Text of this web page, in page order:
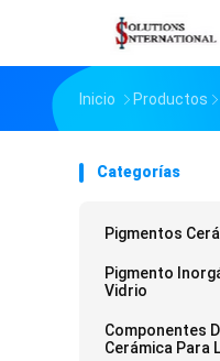
Inicio Productos
Categorías
Pigmentos
Pigmento
Vidrio
Componentes
Cerámica Para